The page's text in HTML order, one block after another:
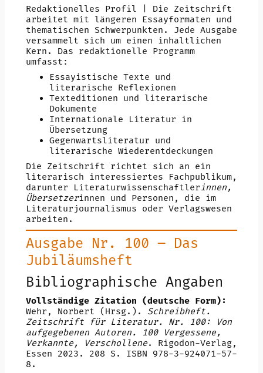
Redaktionelles Profil | Die Zeitschrift
arbeitet mit längeren Essayformaten und
thematischen Schwerpunkten. Jede Ausgabe
versammelt sich um einen inhaltlichen
Kern. Das redaktionelle Programm
umfasst:
Essayistische Texte und
literarische Reflexionen
Texteditionen und literarische
Dokumente
Internationale Literatur in
Übersetzung
Gegenwartsliteratur und
literarische Wiederentdeckungen
Die Zeitschrift richtet sich an ein
literarisch interessiertes Fachpublikum,
darunter Literaturwissenschaftlerinnen,
Übersetzerinnen und Personen, die im
Literaturjournalismus oder Verlagswesen
arbeiten.
Ausgabe Nr. 100 – Das
Jubiläumsheft
Bibliographische Angaben
Vollständige Zitation (deutsche Form):
Wehr, Norbert (Hrsg.). Schreibheft.
Zeitschrift für Literatur. Nr. 100: Von
aufgegebenen Autoren. 100 Vergessene,
Verkannte, Verschollene. Rigodon-Verlag,
Essen 2023. 208 S. ISBN 978-3-924071-57-
8.